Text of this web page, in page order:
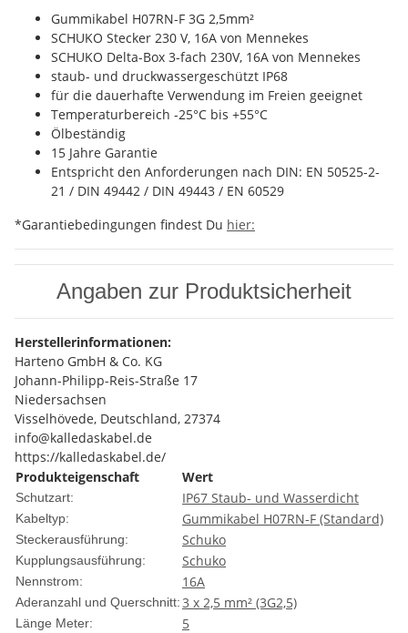
Gummikabel H07RN-F 3G 2,5mm²
SCHUKO Stecker 230 V, 16A von Mennekes
SCHUKO Delta-Box 3-fach 230V, 16A von Mennekes
staub- und druckwassergeschützt IP68
für die dauerhafte Verwendung im Freien geeignet
Temperaturbereich -25°C bis +55°C
Ölbeständig
15 Jahre Garantie
Entspricht den Anforderungen nach DIN: EN 50525-2-
21 / DIN 49442 / DIN 49443 / EN 60529
*Garantiebedingungen findest Du hier:
Angaben zur Produktsicherheit
Herstellerinformationen:
Harteno GmbH & Co. KG
Johann-Philipp-Reis-Straße 17
Niedersachsen
Visselhövede, Deutschland, 27374
info@kalledaskabel.de
https://kalledaskabel.de/
Produkteigenschaft
Wert
Schutzart: IP67 Staub- und Wasserdicht
Kabeltyp: Gummikabel H07RN-F (Standard)
Steckerausführung: Schuko
Kupplungsausführung: Schuko
Nennstrom: 16A
Aderanzahl und Querschnitt:3 x 2,5 mm² (3G2,5)
Länge Meter: 5